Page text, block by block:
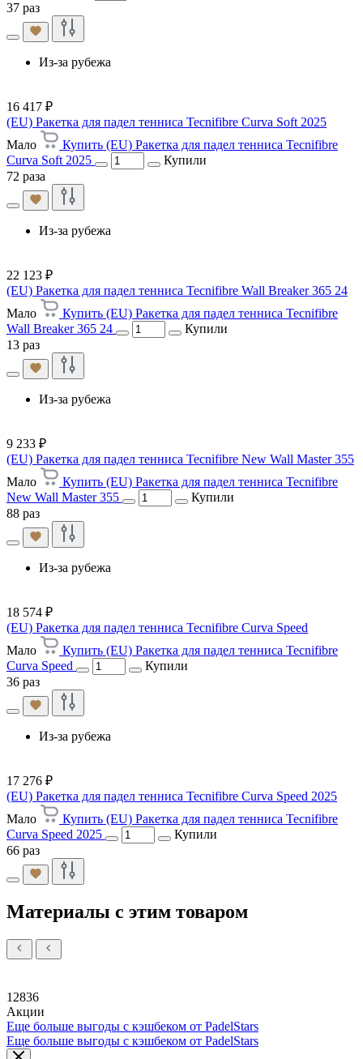
37 раз
Из-за рубежа
16 417 ₽
(EU) Ракетка для падел тенниса Tecnifibre Curva Soft 2025
Мало
Купить (EU) Ракетка для падел тенниса Tecnifibre
Curva Soft 2025
Купили
72 раза
Из-за рубежа
22 123 ₽
(EU) Ракетка для падел тенниса Tecnifibre Wall Breaker 365 24
Мало
Купить (EU) Ракетка для падел тенниса Tecnifibre
Wall Breaker 365 24
Купили
13 раз
Из-за рубежа
9 233 ₽
(EU) Ракетка для падел тенниса Tecnifibre New Wall Master 355
Мало
Купить (EU) Ракетка для падел тенниса Tecnifibre
New Wall Master 355
Купили
88 раз
Из-за рубежа
18 574 ₽
(EU) Ракетка для падел тенниса Tecnifibre Curva Speed
Мало
Купить (EU) Ракетка для падел тенниса Tecnifibre
Curva Speed
Купили
36 раз
Из-за рубежа
17 276 ₽
(EU) Ракетка для падел тенниса Tecnifibre Curva Speed 2025
Мало
Купить (EU) Ракетка для падел тенниса Tecnifibre
Curva Speed 2025
Купили
66 раз
Материалы с этим товаром
12836
Акции
Еще больше выгоды с кэшбеком от PadelStars
Еще больше выгоды с кэшбеком от PadelStars